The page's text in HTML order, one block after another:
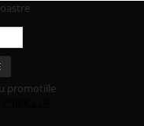
promotiile